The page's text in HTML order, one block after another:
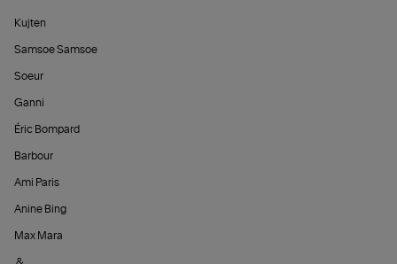
Kujten
Samsoe Samsoe
Soeur
Ganni
Éric Bompard
Barbour
Ami Paris
Anine Bing
Max Mara